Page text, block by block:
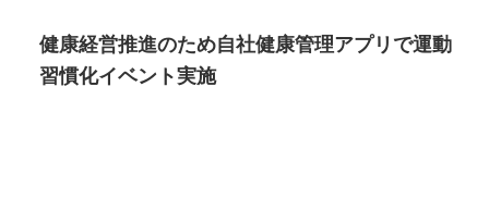
健康経営推進のため自社健康管理アプリで運動
習慣化イベント実施